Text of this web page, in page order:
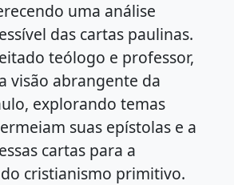
uma análise
das cartas paulinas.
teólogo e professor,
visão abrangente da
explorando temas
suas epístolas e a
cartas para a
cristianismo primitivo.